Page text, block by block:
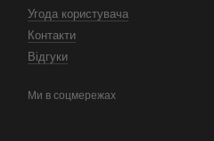
Угода користувача
Контакти
Відгуки
Ми в соцмережах